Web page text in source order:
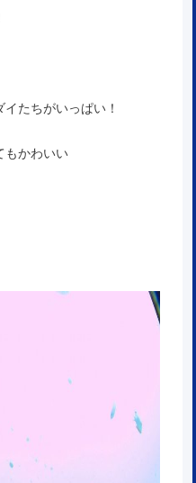
たちがいっぱい！
もかわいい